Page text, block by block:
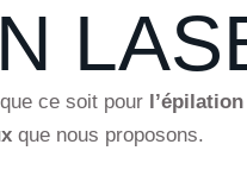
ce soit pour
que nous proposons.